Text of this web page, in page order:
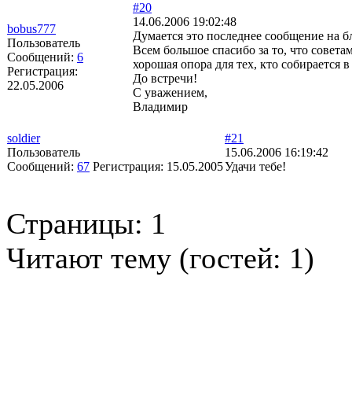
bobus777
Пользователь
Сообщений: 6
Регистрация:
22.05.2006
#20
14.06.2006 19:02:48
Думается это последнее сообщение на
Всем большое спасибо за то, что
хорошая опора для тех, кто собирается
До встречи!
С уважением,
Владимир
soldier
Пользователь
Сообщений: 67 Регистрация: 15.05.2005
#21
15.06.2006 16:19:42
Удачи тебе!
Страницы: 1
Читают тему (гостей: 1)